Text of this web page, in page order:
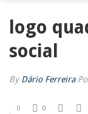
logo
social
ByDário Ferreira
0 0